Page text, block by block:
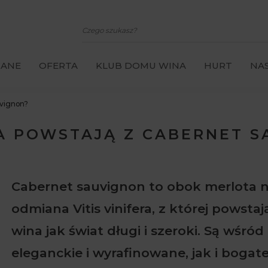
OFERTA KLUB DOMU WINA HURT
POWSTAJĄ Z CABERNET
Cabernet sauvignon to obok merlota
odmiana Vitis vinifera, z której
wina jak świat długi i szeroki. Są
eleganckie i wyrafinowane, jak i